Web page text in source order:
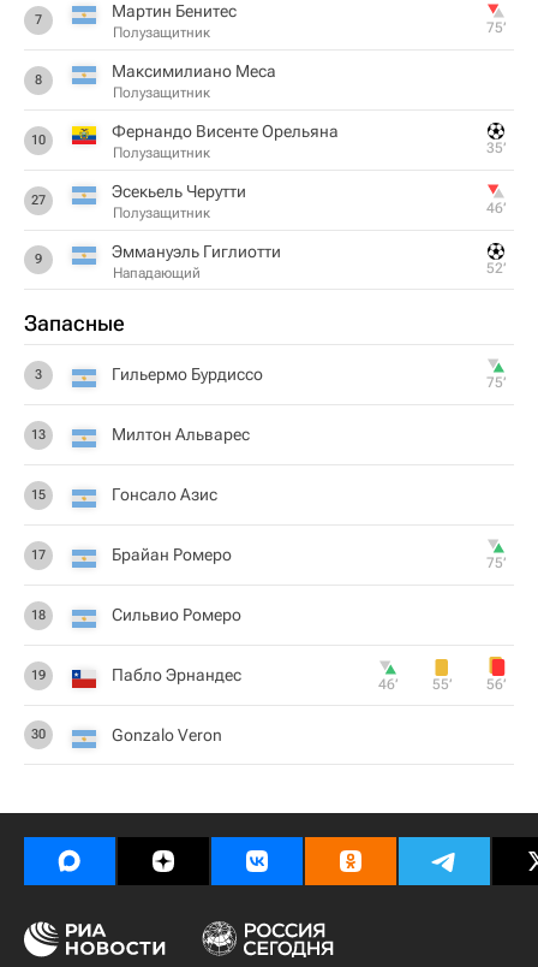
7 Мартин Бенитес
Полузащитник 75‎’‎
8 Максимилиано Меса
Полузащитник
10 Фернандо Висенте Орельяна
Полузащитник 35‎’‎
27 Эсекьель Черутти
Полузащитник 46‎’‎
9 Эммануэль Гиглиотти
Нападающий 52‎’‎
Запасные
3 Гильермо Бурдиссо 75‎’‎
13 Милтон Альварес
15 Гонсало Азис
17 Брайан Ромеро 75‎’‎
18 Сильвио Ромеро
19 Пабло Эрнандес 46‎’‎ 55‎’‎ 56‎’‎
30 Gonzalo Veron